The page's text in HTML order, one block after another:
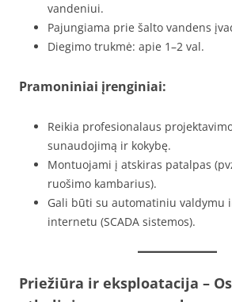
vandeniui.
Pajungiama prie šalto vandens
Diegimo trukmė: apie 1–2 val.
Pramoniniai įrenginiai:
Reikia profesionalaus
sunaudojimą ir kokybę.
Montuojami į atskiras patalpas
ruošimo kambarius).
Gali būti su automatiniu valdymu
internetu (SCADA sistemos).
Priežiūra ir eksploatacija –